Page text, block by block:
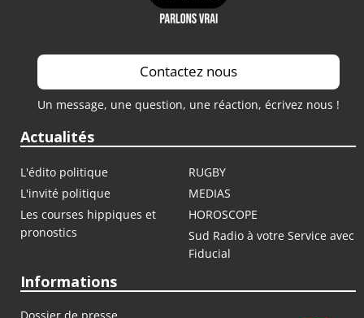
Contactez nous
Un message, une question, une réaction, écrivez nous !
Actualités
L'édito politique
RUGBY
L'invité politique
MEDIAS
Les courses hippiques et
pronostics
HOROSCOPE
Sud Radio à votre Service avec
Fiducial
Informations